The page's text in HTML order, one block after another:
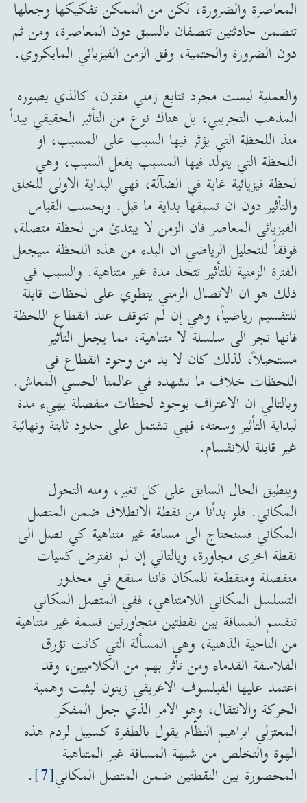
المعاصرة والضرورة، لكن من الممكن تفكيكها وجعلها
تتضمن حادثتين تتصفان بالسبق دون المعاصرة، ومن ثم
دون الضرورة والحتمية، وفق الزمن الفيزيائي المايكروي.
والعملية ليست مجرد تتابع زمني مقترن، كالذي يصوره
المذهب التجريبي، بل هناك نوع من التأثير الحقيقي يبدأ
منذ اللحظة التي يؤثر فيها السبب على المسبب، او
اللحظة التي يتولد فيها المسبب بفعل السبب، وهي
لحظة فيزيائية غاية في الضآلة، فهي البداية الاولى للخلق
والتأثير دون ان تسبقها بداية ما قبل. وبحسب القياس
الفيزيائي المعاصر فان الزمن لا يبتدئ من لحظة متصلة،
فوفقاً للتحليل الرياضي ان البدء من هذه اللحظة سيجعل
الفترة الزمنية للتأثير تتخذ مدة غير متناهية. والسبب في
ذلك هو ان الاتصال الزمني ينطوي على لحظات قابلة
للتقسيم رياضياً، وهي إن لم تتوقف عند انقطاع اللحظة
فانها تجر الى سلسلة لا متناهية، مما يجعل التأثير
مستحيلاً، لذلك كان لا بد من وجود انقطاع في
اللحظات خلاف ما نشهده في عالمنا الحسي المعاش.
وبالتالي ان الاعتراف بوجود لحظات منفصلة يهيء مدة
لبداية التأثير وسعته، فهي تشتمل على حدود ثابتة ونهائية
غير قابلة للانقسام.
وينطبق الحال السابق على كل تغير، ومنه التحول
المكاني. فلو بدأنا من نقطة الانطلاق ضمن المتصل
المكاني فسنحتاج الى مسافة غير متناهية كي نصل الى
نقطة اخرى مجاورة، وبالتالي إن لم نفترض كميات
منفصلة ومتقطعة للمكان فاننا سنقع في محذور
التسلسل المكاني اللامتناهي، ففي المتصل المكاني
تنقسم المسافة بين نقطتين متجاورتين قسمة غير متناهية
من الناحية الذهنية، وهي المسألة التي كانت تؤرق
الفلاسفة القدماء ومن تأثر بهم من الكلاميين، وقد
اعتمد عليها الفيلسوف الاغريقي زينون ليثبت وهمية
الحركة والانتقال، وهو الامر الذي جعل المفكر
المعتزلي ابراهيم النظّام يقول بالطفرة كسبيل لردم هذه
الهوة والتخلص من شبهة المسافة غير المتناهية
المحصورة بين النقطتين ضمن المتصل المكاني[7]
.